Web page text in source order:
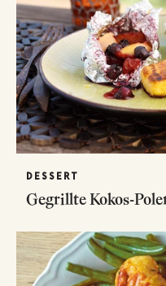
DESSERT
Gegrillte Kokos-